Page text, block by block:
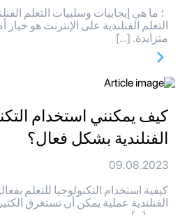
؛ ما هي إيجابيات وسلبيات التعلم
التعلم الفنلندية على الإنترنت هو
متزايدة. […]
كيف يمكنني استخدام
الفنلندية بشكل فعال؟
09.08.2023
كيفية استخدام التكنولوجيا للتعلم
الفنلندية عملية يمكن أن تستغرق